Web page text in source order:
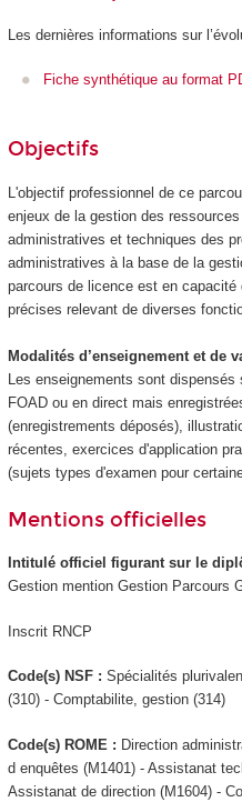
Les dernières informations sur
Fiche synthétique au format
Objectifs
L'objectif professionnel de ce
enjeux de la gestion des
administratives et techniques des
administratives à la base de la
parcours de licence est en
précises relevant de diverses
Modalités d’enseignement et de
Les enseignements sont
FOADou en direct mais
(enregistrements déposés),
récentes, exercices d'application
(sujets types d'examen pour
Mentions officielles
Intitulé officiel figurant sur le
Gestion mention Gestion Parcours
Inscrit RNCP
Code(s) NSF : Spécialités
(310) - Comptabilite, gestion (314)
Code(s) ROME : Direction
d enquêtes (M1401) - Assistanat
Assistanat de direction (M1604) -